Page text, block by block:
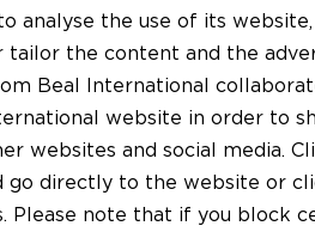
Solicitud de asistencia técnica
Encontrar un aplicador
analyse the use of its
the content and the
Beal International
website in order to
websites and social media.
directly to the website or
Please note that if you block